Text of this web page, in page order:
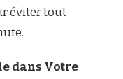
éviter tout
dans Votre